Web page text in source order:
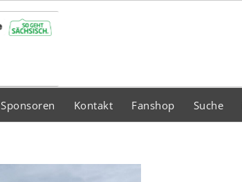
Sponsoren Kontakt Fanshop Suche